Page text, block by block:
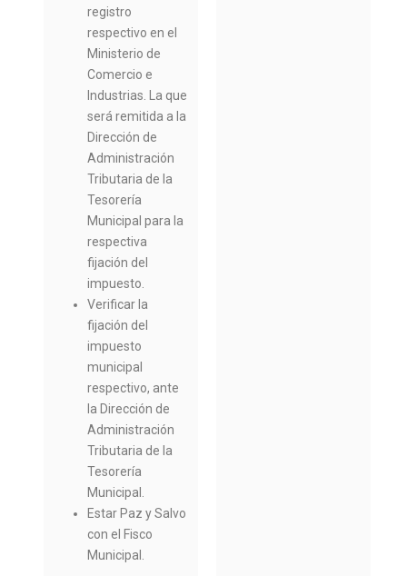
registro
respectivo en el
Ministerio de
Comercio e
Industrias. La que
será remitida a la
Dirección de
Administración
Tributaria de la
Tesorería
Municipal para la
respectiva
fijación del
impuesto.
Verificar la
fijación del
impuesto
municipal
respectivo, ante
la Dirección de
Administración
Tributaria de la
Tesorería
Municipal.
Estar Paz y Salvo
con el Fisco
Municipal.